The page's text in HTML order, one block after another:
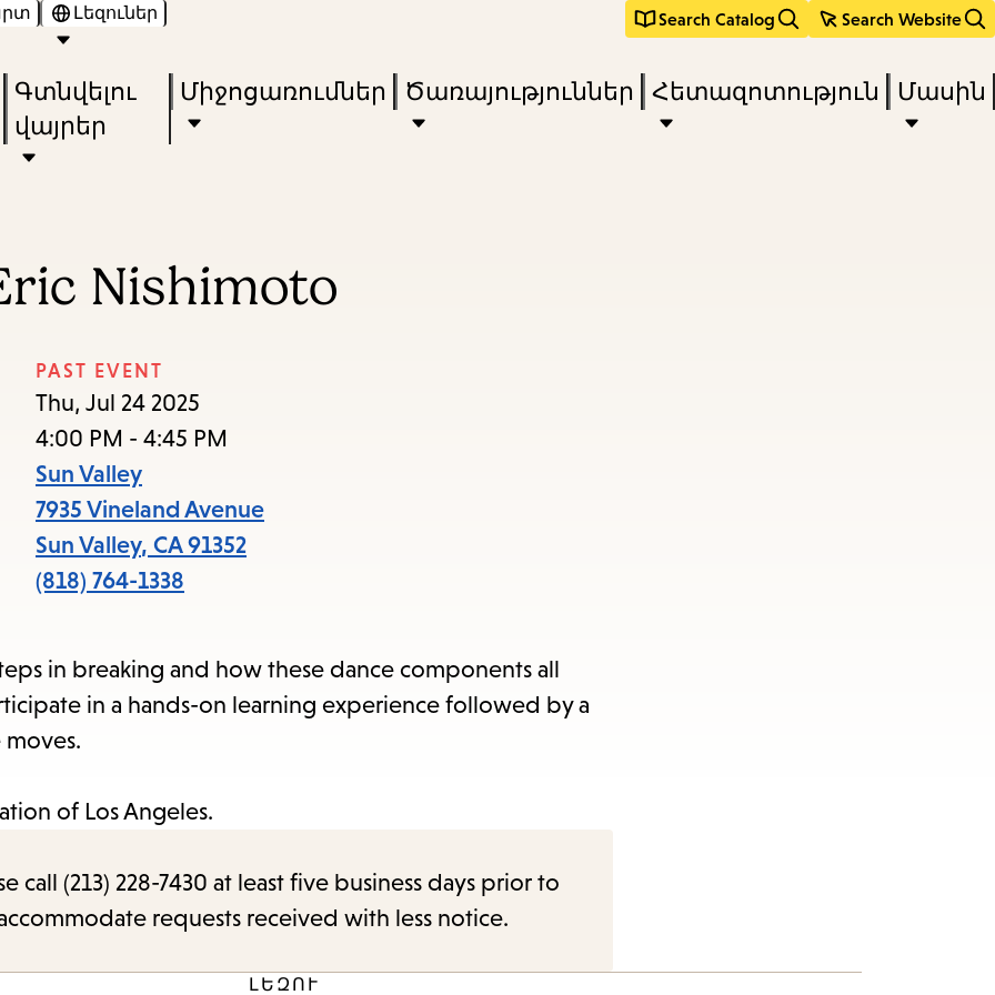
main
main
Լեզուներ Search Catalog Search Website
in
keywords
Գտնվելու
վայրեր
Միջոցառումներ Ծառայություններ Հետազոտություն Մասին
Nishimoto
PAST EVENT
Thu, Jul 24 2025
4:00 PM - 4:45 PM
Sun Valley
7935 Vineland Avenue
Sun Valley, CA 91352
(818) 764-1338
in breaking and how these dance components all
in a hands-on learning experience followed by a
of Los Angeles.
(213) 228-7430 at least five business days prior to
requests received with less notice.
ԼԵԶՈՒ